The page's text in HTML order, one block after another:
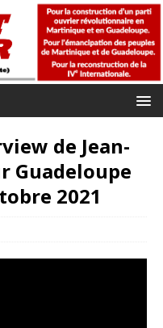
de Jean-
Guadeloupe
2021